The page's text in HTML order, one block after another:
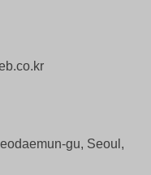
gu, Seoul,